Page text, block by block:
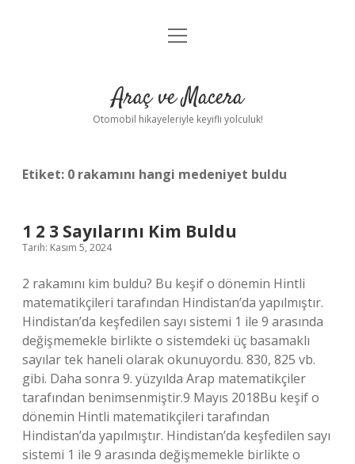
Anasayfa
Yasal Uyarı
menüyü
Araç ve Macera
Otomobil hikayeleriyle keyifli yolculuk!
Etiket: 0 rakamını hangi medeniyet buldu
1 2 3 Sayılarını Kim Buldu
Tarih: Kasım 5, 2024
2 rakamını kim buldu? Bu keşif o dönemin Hintli
matematikçileri tarafından Hindistan’da yapılmıştır.
Hindistan’da keşfedilen sayı sistemi 1 ile 9 arasında
değişmemekle birlikte o sistemdeki üç basamaklı
sayılar tek haneli olarak okunuyordu. 830, 825 vb.
gibi. Daha sonra 9. yüzyılda Arap matematikçiler
tarafından benimsenmiştir.9 Mayıs 2018Bu keşif o
dönemin Hintli matematikçileri tarafından
Hindistan’da yapılmıştır. Hindistan’da keşfedilen sayı
sistemi 1 ile 9 arasında değişmemekle birlikte o